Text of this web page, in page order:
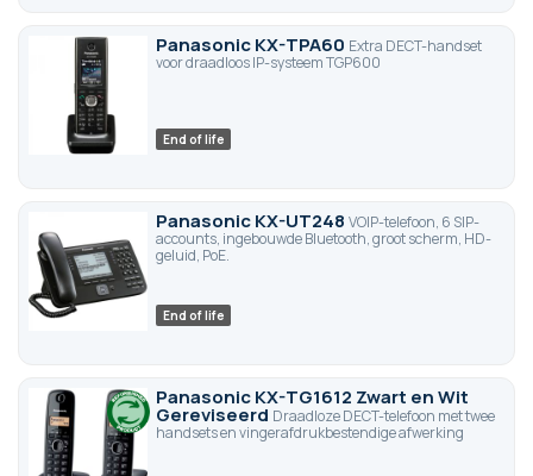
Panasonic KX-TPA60 Extra DECT-handset
voor draadloos IP-systeem TGP600
End of life
Panasonic KX-UT248 VOIP-telefoon, 6 SIP-
accounts, ingebouwde Bluetooth, groot scherm, HD-
geluid, PoE.
End of life
Panasonic KX-TG1612 Zwart en Wit
Gereviseerd Draadloze DECT-telefoon met twee
handsets en vingerafdrukbestendige afwerking